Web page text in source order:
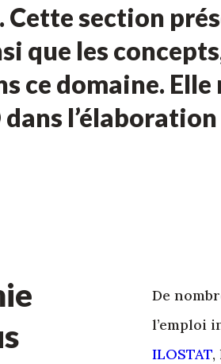
section
que les
ce domaine.
dans
De
l’emploi
ILOSTAT,